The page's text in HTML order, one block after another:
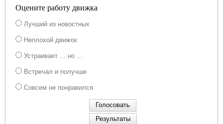
Оцените работу движка
Лучший из новостных
Неплохой движок
Устраивает ... но ...
Встречал и получше
Совсем не понравился